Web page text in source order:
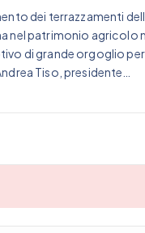
dei terrazzamenti
nel patrimonio agricolo
di grande orgoglio per
Tiso, presidente…